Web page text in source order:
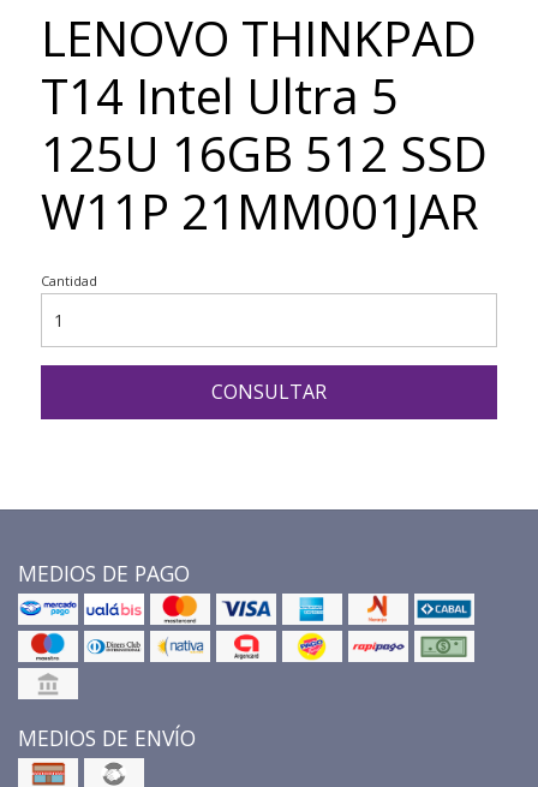
LENOVO THINKPAD
T14 Intel Ultra 5
125U 16GB 512 SSD
W11P 21MM001JAR
Cantidad
CONSULTAR
MEDIOS DE PAGO
MEDIOS DE ENVÍO